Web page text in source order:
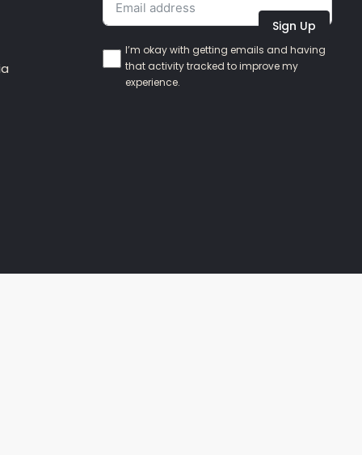
Sign Up
I’m okay with getting emails and having
that activity tracked to improve my
experience.